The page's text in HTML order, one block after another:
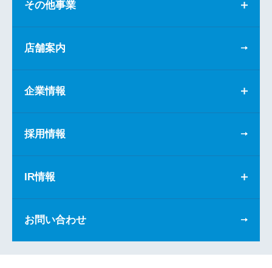
その他事業
店舗案内
企業情報
採用情報
IR情報
お問い合わせ